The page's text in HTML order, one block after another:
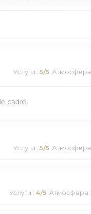
Услуги : 5/5 Атмосфера
cadre
Услуги : 5/5 Атмосфера
Услуги : 4/5 Атмосфера :